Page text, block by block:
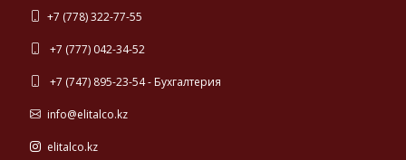
+7 (778) 322-77-55
+7 (777) 042-34-52
+7 (747) 895-23-54 - Бухгалтерия
info@elitalco.kz
elitalco.kz